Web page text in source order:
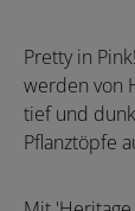
Pretty in
werden von
tief und
Pflanztöpfe